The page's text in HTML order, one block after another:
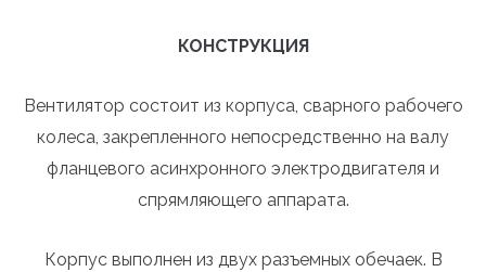
КОНСТРУКЦИЯ
Вентилятор состоит из корпуса, сварного рабочего
колеса, закрепленного непосредственно на валу
фланцевого асинхронного электродвигателя и
спрямляющего аппарата.
Корпус выполнен из двух разъемных обечаек. В